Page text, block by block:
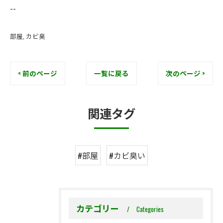
--
部屋 カビ臭
< 前のページ 一覧に戻る 次のページ >
関連タグ
#部屋 #カビ臭い
カテゴリー Categories